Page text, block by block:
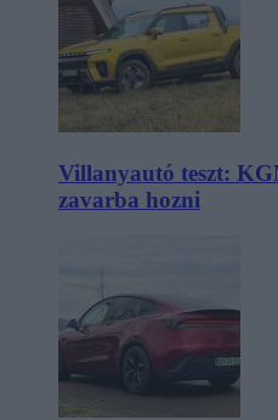
Villanyautó teszt:
zavarba hozni